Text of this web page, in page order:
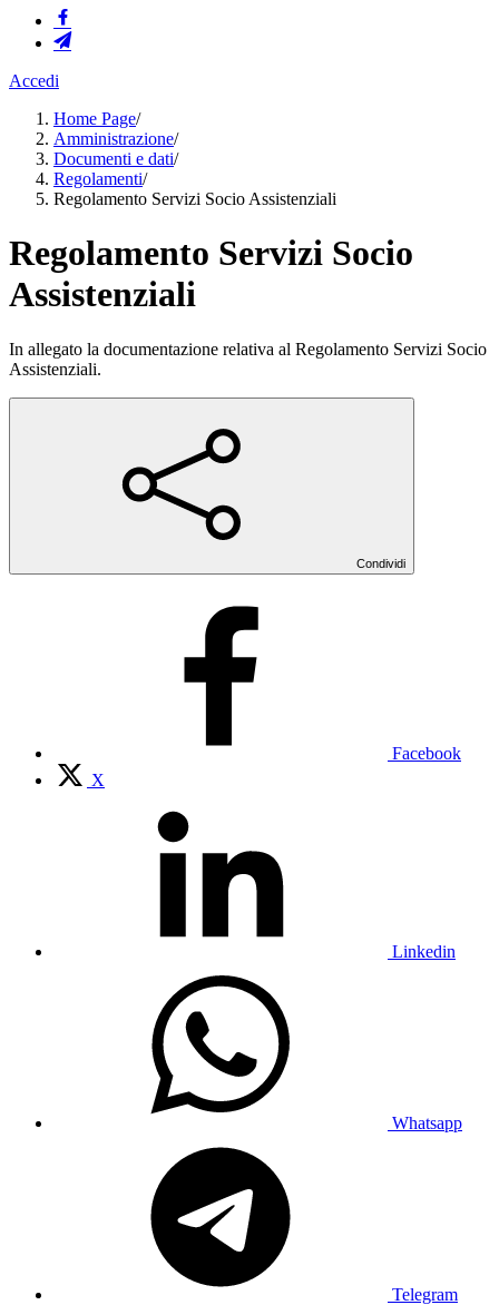
Accedi
Home Page/
Amministrazione/
Documenti e dati/
Regolamenti/
Regolamento Servizi Socio Assistenziali
Regolamento Servizi Socio
Assistenziali
In allegato la documentazione relativa al Regolamento Servizi Socio
Assistenziali.
Condividi
Facebook
X
Linkedin
Whatsapp
Telegram